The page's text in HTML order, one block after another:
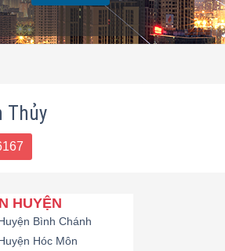
Thủy
HUYỆN
Bình Chánh
Hóc Môn